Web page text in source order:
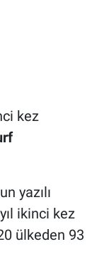
kez
yazılı
ikinci kez
ülkeden 93